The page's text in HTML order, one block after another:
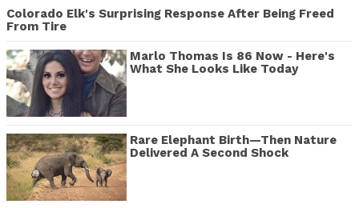
Colorado Elk's Surprising Response After Being Freed
From Tire
Marlo Thomas Is 86 Now - Here's
What She Looks Like Today
Rare Elephant Birth—Then Nature
Delivered A Second Shock